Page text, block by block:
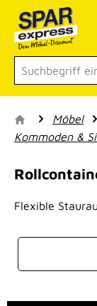
Zum Hauptinhalt
Möbel
Kommoden &
Flexible